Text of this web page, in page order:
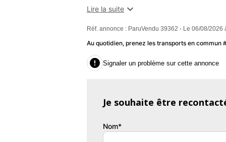
VISIBLES UNIQUEMENT SUR RDV
MONEY BANK Extension de garantie
6/12/24 /36 mois (voir conditions en
véhicule aux conditions professionnelles
modèle et finition 1ere mise en circulation
Couleur
Lire la suite 
Réf. annonce : ParuVendu 39362 - Le 06/08/2026
Au quotidien, prenez les transports en commun
 Signaler un problème sur cette annonce
Je souhaite être
Nom*